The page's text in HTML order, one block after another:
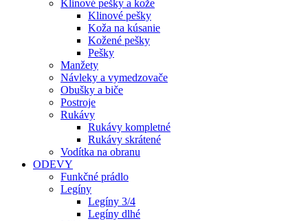
Klinové pešky a kože
Klinové pešky
Koža na kúsanie
Kožené pešky
Pešky
Manžety
Návleky a vymedzovače
Obušky a biče
Postroje
Rukávy
Rukávy kompletné
Rukávy skrátené
Vodítka na obranu
ODEVY
Funkčné prádlo
Legíny
Legíny 3/4
Legíny dlhé